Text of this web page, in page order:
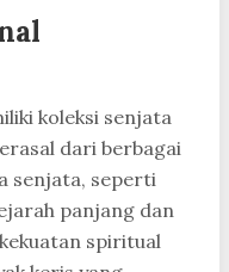
koleksi senjata
dari berbagai
senjata, seperti
panjang dan
spiritual